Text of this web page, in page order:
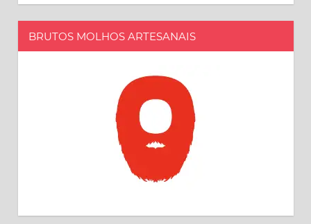
BRUTOS MOLHOS ARTESANAIS